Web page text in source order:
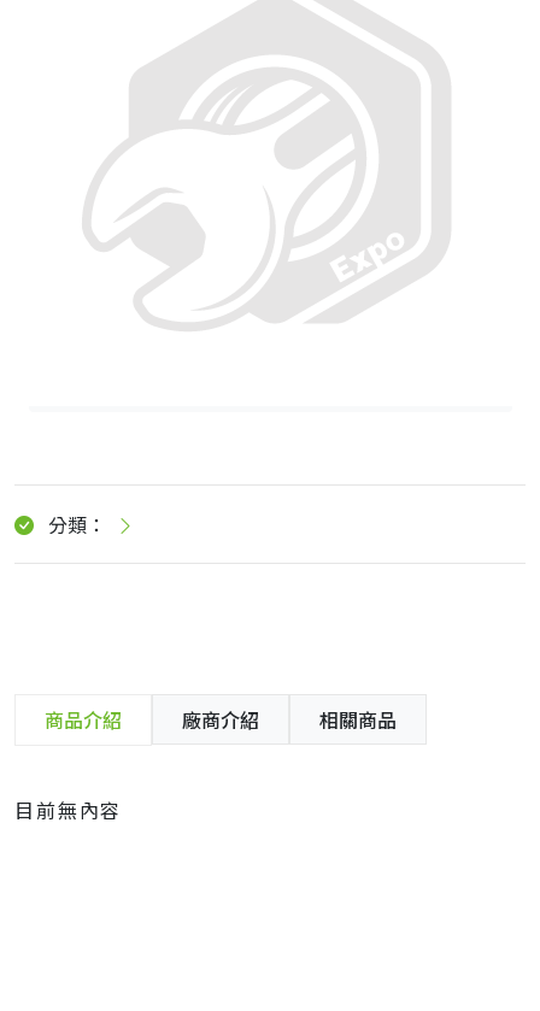
分類：
商品介紹 廠商介紹 相關商品
目前無內容